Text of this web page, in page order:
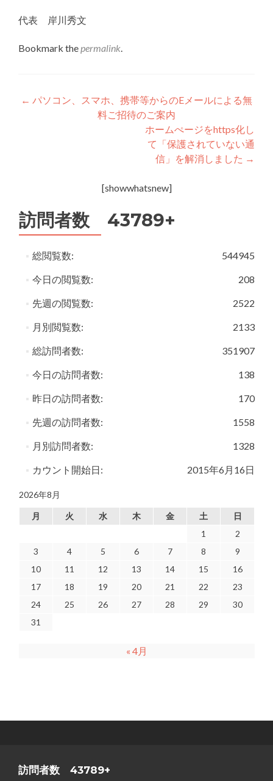
代表 岸川秀文
Bookmark thepermalink.
投
ー
シ
ョ
ン
← パソコン、スマホ、携帯等からのEメールによる無
料ご招待のご案内
ホームぺージをhttps化し
て「保護されていない通
信」を解消しました →
[showwhatsnew]
訪問者数 43789+
544945
総閲覧数:
208
今日の閲覧数:
2522
先週の閲覧数:
2133
月別閲覧数:
351907
総訪問者数:
138
今日の訪問者数:
170
昨日の訪問者数:
1558
先週の訪問者数:
1328
月別訪問者数:
2015年6月16日
カウント開始日:
2026年8月
月 火 水 木 金 土
日
1
2
3
4 5 6 7 8
9
10
11 12 13 14 15
16
17
18 19 20 21 22
23
24
25 26 27 28 29
30
31
« 4月
訪問者数 43789+